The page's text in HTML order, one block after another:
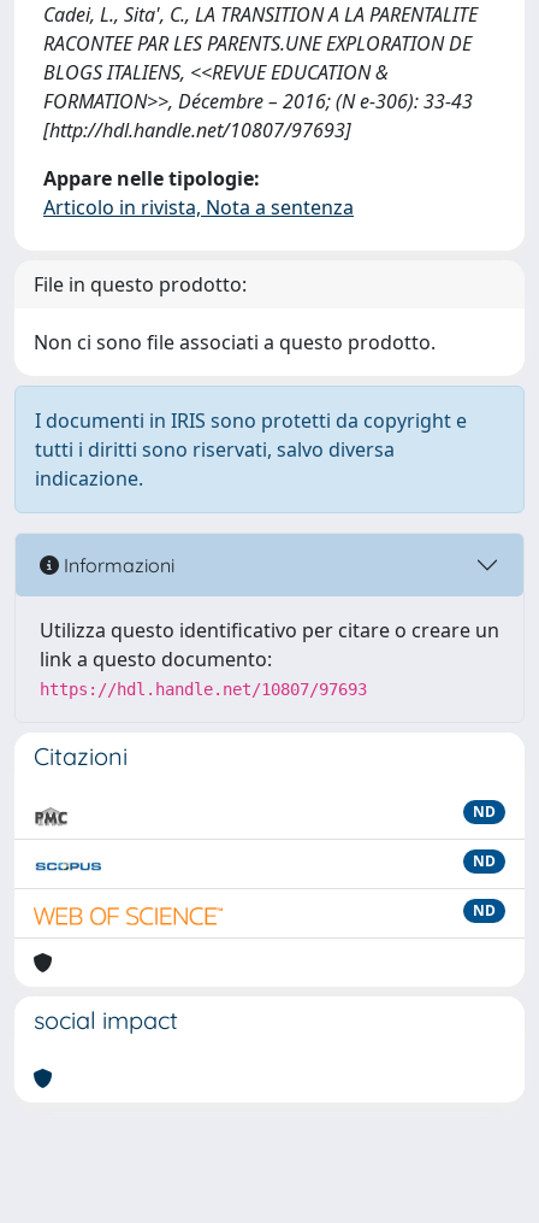
Cadei, L., Sita', C., LA TRANSITION A LA PARENTALITE
RACONTEE PAR LES PARENTS.UNE EXPLORATION DE
BLOGS ITALIENS, <<REVUE EDUCATION &
FORMATION>>, Décembre – 2016; (N e-306): 33-43
[http://hdl.handle.net/10807/97693]
Appare nelle tipologie:
Articolo in rivista, Nota a sentenza
File in questo prodotto:
Non ci sono file associati a questo prodotto.
I documenti in IRIS sono protetti da copyright e
tutti i diritti sono riservati, salvo diversa
indicazione.
Informazioni
Utilizza questo identificativo per citare o creare un
link a questo documento:
https://hdl.handle.net/10807/97693
Citazioni
ND
ND
ND
social impact